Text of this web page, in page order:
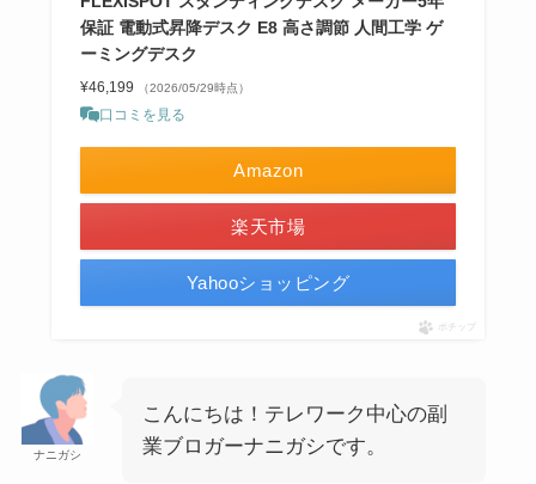
保証 電動式昇降デスク E8 高さ調節 人間工学 ゲ
ーミングデスク
¥46,199 （2026/05/29時点）
口コミを見る
Amazon
楽天市場
Yahooショッピング
ポチップ
ナニガシ
こんにちは！テレワーク中心の副
業ブロガーナニガシです。